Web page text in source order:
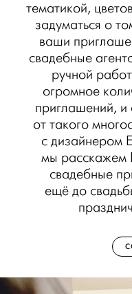
тематикой,
задуматься о
ваши
свадебные
ручной
огромное
приглашений, и
от такого
с дизайнером
мы расскажем
свадебные
ещё до